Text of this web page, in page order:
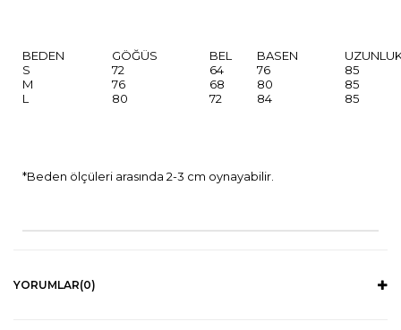
BEDEN GÖĞÜS BEL BASEN
S
72 64 76
85
M
76 68 80
85
L
80 72 84 85
*Beden ölçüleri arasında 2-3 cm oynayabilir.
YORUMLAR(0)